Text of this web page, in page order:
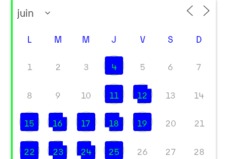
L M M J V S D
1 2 3 4 5 6 7
8 9 10 11 12 13 14
15 16 17 18 19 20 21
22 23 24 25 26 27 28